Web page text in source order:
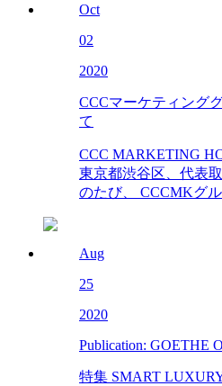
Oct
02
2020
CCCマーケティング
て
CCC MARKETING
東京都渋谷区、代表
のたび、 CCCMKグ
Aug
25
2020
Publication: GOETHE
特集 SMART